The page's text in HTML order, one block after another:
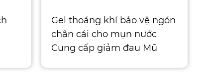
Gel thoáng khí bảo vệ ngón
chân cái cho mụn nước
Cung cấp giảm đau Mũ